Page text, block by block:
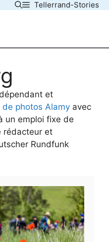
Tellerrand-Stories
et
de photos Alamy avec
un emploi fixe de
rédacteur et
Rundfunk